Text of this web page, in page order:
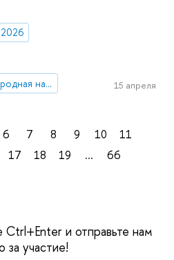
XXVI Апрельская международная научная конференция имени Е.Г. Ясина
15 апреля
6 7 8 9 10
11
17 18 19 ... 66
и отправьте нам
участие!